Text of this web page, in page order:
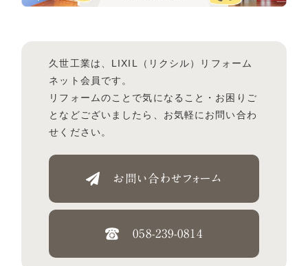
久世工業は、LIXIL（リクシル）リフォーム
ネット会員です。
リフォームのことで気になること・お困りご
となどございましたら、お気軽にお問い合わ
せください。
お問い合わせフォーム
058-239-0814